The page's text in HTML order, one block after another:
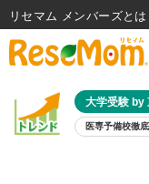
大学受験 by
医専予備校徹
リセマム メンバーズ